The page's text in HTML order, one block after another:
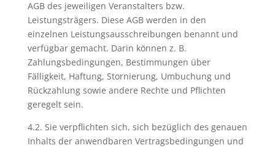
AGB des jeweiligen Veranstalters bzw.
Leistungsträgers. Diese AGB werden in den
einzelnen Leistungsausschreibungen benannt und
verfügbar gemacht. Darin können z. B.
Zahlungsbedingungen, Bestimmungen über
Fälligkeit, Haftung, Stornierung, Umbuchung und
Rückzahlung sowie andere Rechte und Pflichten
geregelt sein.
4.2. Sie verpflichten sich, sich bezüglich des genauen
Inhalts der anwendbaren Vertragsbedingungen und